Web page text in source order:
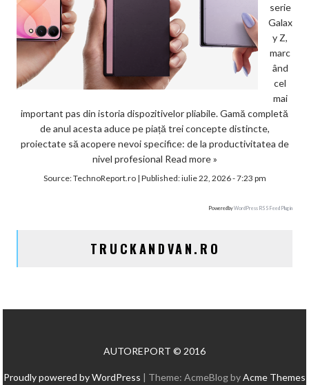
serie
Galax
y Z,
marc
ând
cel
mai
important pas din istoria dispozitivelor pliabile. Gamă completă
de anul acesta aduce pe piață trei concepte distincte,
proiectate să acopere nevoi specifice: de la productivitatea de
nivel profesional Read more »
Source:TechnoReport.ro| Published:iulie 22, 2026 - 7:23 pm
Powered byWordPress RSS Feed Plugin
TRUCKANDVAN.RO
AUTOREPORT © 2016
Proudly powered by WordPress | Theme: AcmeBlog byAcme Themes